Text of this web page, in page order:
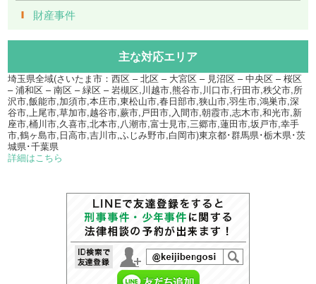
財産事件
主な対応エリア
埼玉県全域(さいたま市：西区 – 北区 – 大宮区 – 見沼区 – 中央区 – 桜区
– 浦和区 – 南区 – 緑区 – 岩槻区,川越市,熊谷市,川口市,行田市,秩父市,所
沢市,飯能市,加須市,本庄市,東松山市,春日部市,狭山市,羽生市,鴻巣市,深
谷市,上尾市,草加市,越谷市,蕨市,戸田市,入間市,朝霞市,志木市,和光市,新
座市,桶川市,久喜市,北本市,八潮市,富士見市,三郷市,蓮田市,坂戸市,幸手
市,鶴ヶ島市,日高市,吉川市,ふじみ野市,白岡市)東京都･群馬県･栃木県･茨
城県･千葉県
詳細はこちら